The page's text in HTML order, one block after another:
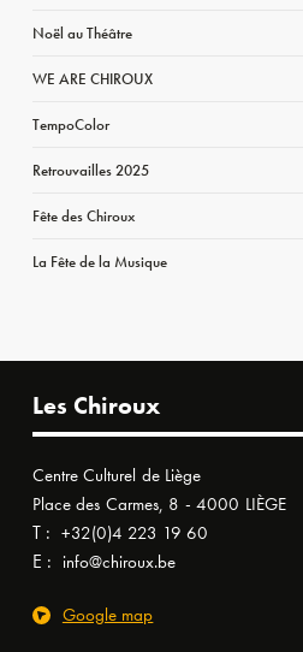
Noël au Théâtre
WE ARE CHIROUX
TempoColor
Retrouvailles 2025
Fête des Chiroux
La Fête de la Musique
Les Chiroux
Centre Culturel de Liège
Place des Carmes, 8 - 4000 LIÈGE
T : +32(0)4 223 19 60
E : info@chiroux.be
Google map